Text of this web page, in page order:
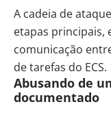
A cadeia de
etapas principais,
comunicação
de tarefas do ECS.
Abusando de
documentado